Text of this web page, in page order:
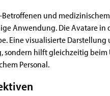
und
Anwendung. Die Avatare
Eine visualisierte
sondern hilft gleichzeitig
Personal.